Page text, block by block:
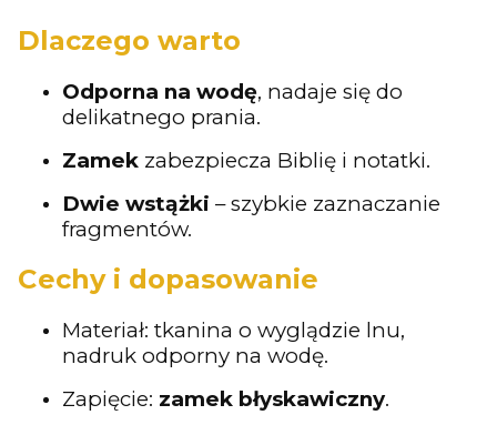
Dlaczego warto
Odporna na wodę, nadaje się do
delikatnego prania.
Zamek zabezpiecza Biblię i notatki.
Dwie wstążki – szybkie zaznaczanie
fragmentów.
Cechy i dopasowanie
Materiał: tkanina o wyglądzie lnu,
nadruk odporny na wodę.
Zapięcie: zamek błyskawiczny.